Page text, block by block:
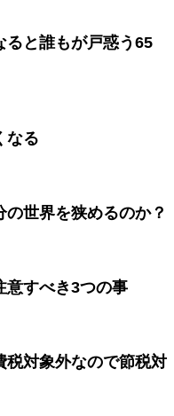
ると誰もが戸惑う65
なる
世界を狭めるのか？
意すべき3つの事
税対象外なので節税対